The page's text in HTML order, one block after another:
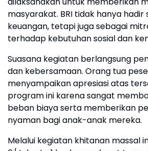
masyarakat. BRI tidak hanya
keuangan, tetapi juga sebagai
terhadap kebutuhan sosial dan
Suasana kegiatan berlangsung
dan kebersamaan. Orang tua
menyampaikan apresiasi atas
program ini karena sangat
beban biaya serta memberikan
nyaman bagi anak-anak mereka.
Melalui kegiatan khitanan massal